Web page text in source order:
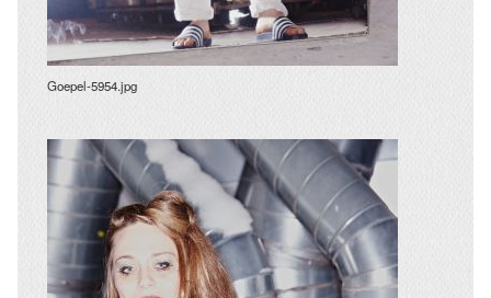
Goepel-5954.jpg